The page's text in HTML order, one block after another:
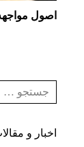
اصول مواجهه با
اخبار و مقالات